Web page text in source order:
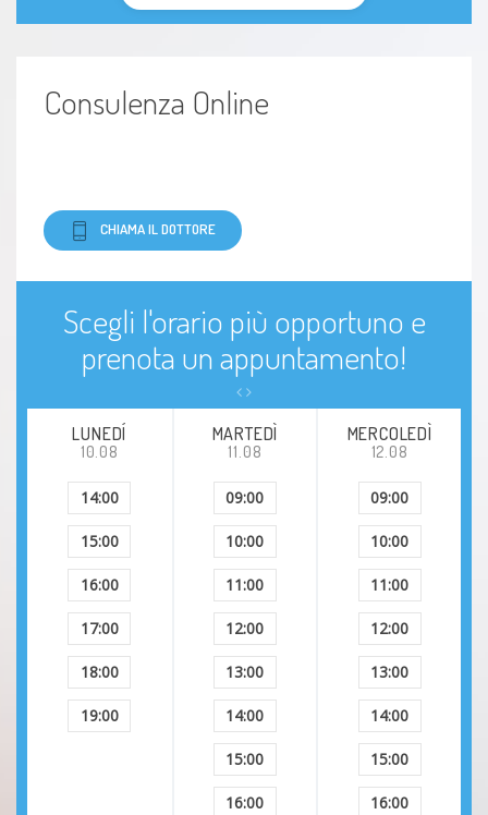
Consulenza Online
CHIAMA IL DOTTORE
Scegli l'orario più opportuno e
prenota un appuntamento!
LUNEDÍ
10.08
14:00
15:00
16:00
17:00
18:00
19:00
MARTEDÌ
11.08
09:00
10:00
11:00
12:00
13:00
14:00
15:00
16:00
MERCOLEDÌ
12.08
09:00
10:00
11:00
12:00
13:00
14:00
15:00
16:00